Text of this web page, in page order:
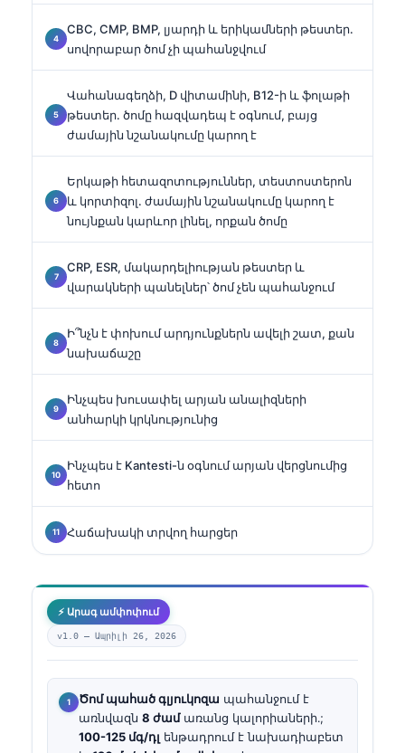
CBC, CMP, BMP, լյարդի և երիկամների թեստեր․
սովորաբար ծոմ չի պահանջվում
Վահանագեղձի, D վիտամինի, B12-ի և ֆոլաթի
թեստեր․ ծոմը հազվադեպ է օգնում, բայց
ժամային նշանակումը կարող է
Երկաթի հետազոտություններ, տեստոստերոն
և կորտիզոլ․ ժամային նշանակումը կարող է
նույնքան կարևոր լինել, որքան ծոմը
CRP, ESR, մակարդելիության թեստեր և
վարակների պանելներ՝ ծոմ չեն պահանջում
Ի՞նչն է փոխում արդյունքներն ավելի շատ, քան
նախաճաշը
Ինչպես խուսափել արյան անալիզների
անհարկի կրկնությունից
Ինչպես է Kantesti-ն օգնում արյան վերցնումից
հետո
Հաճախակի տրվող հարցեր
⚡ Արագ ամփոփում
v1.0 — Ապրիլի 26, 2026
Ծոմ պահած գլյուկոզա պահանջում է
առնվազն 8 ժամառանց կալորիաների․;
100-125 մգ/դլ ենթադրում է նախադիաբետ